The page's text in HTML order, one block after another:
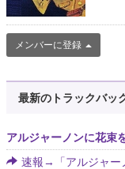
メンバーに登録
最新のトラックバッ
アルジャーノンに花束
速報→「アルジャー